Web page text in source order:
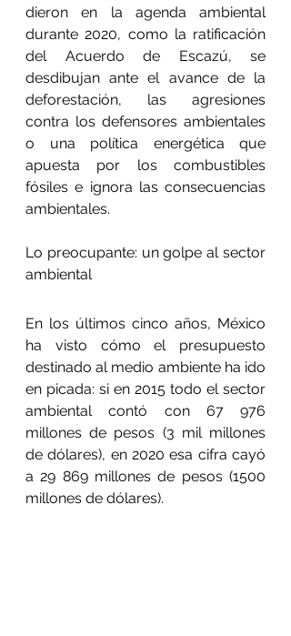
dieron en la agenda ambiental
durante 2020, como la ratificación
del Acuerdo de Escazú, se
desdibujan ante el avance de la
deforestación, las agresiones
contra los defensores ambientales
o una política energética que
apuesta por los combustibles
fósiles e ignora las consecuencias
ambientales.
Lo preocupante: un golpe al sector
ambiental
En los últimos cinco años, México
ha visto cómo el presupuesto
destinado al medio ambiente ha ido
en picada: si en 2015 todo el sector
ambiental contó con 67 976
millones de pesos (3 mil millones
de dólares), en 2020 esa cifra cayó
a 29 869 millones de pesos (1500
millones de dólares).